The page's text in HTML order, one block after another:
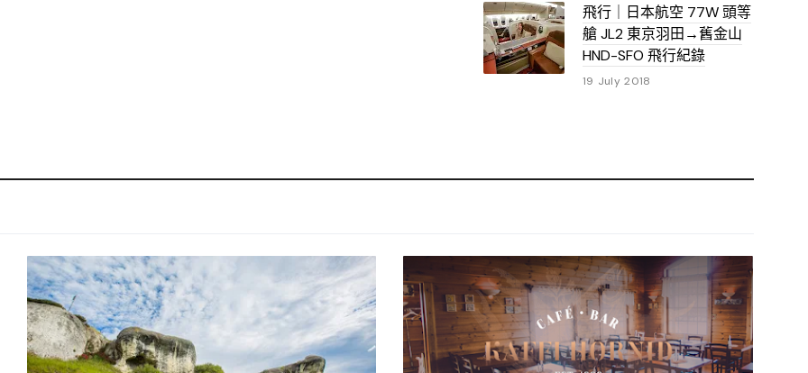
飛行｜日本航空 77W 頭等
艙 JL2 東京羽田→舊金山
HND-SFO 飛行紀錄
19 July 2018